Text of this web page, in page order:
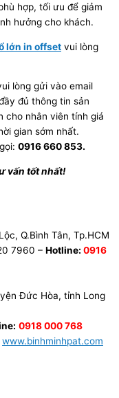
hợp, tối ưu để giảm
hưởng cho khách.
lớn in offset vui lòng
lòng gửi vào email
đủ thông tin sản
cho nhân viên tính giá
gian sớm nhất.
0916 660 853.
vấn tốt nhất!
Q.Bình Tân, Tp.HCM
7960 – Hotline: 0916
Đức Hòa, tỉnh Long
0918 000 768
www.binhminhpat.com